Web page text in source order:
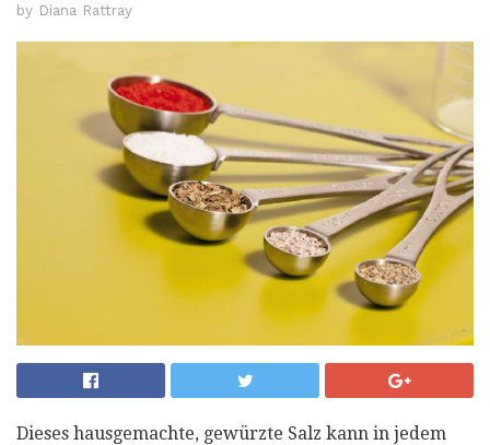
by Diana Rattray
Dieses hausgemachte, gewürzte Salz kann in jedem